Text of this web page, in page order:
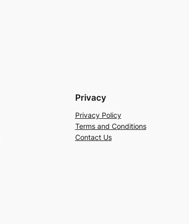
Privacy
Privacy Policy
Terms and Conditions
Contact Us